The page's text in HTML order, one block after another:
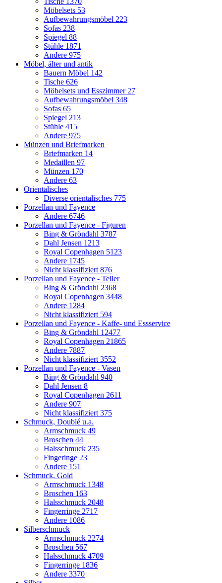
Möbelsets 53
Aufbewahrungsmöbel 223
Sofas 238
Spiegel 88
Stühle 1871
Andere 975
Möbel, älter und antik
Bauern Möbel 142
Tische 626
Möbelsets und Esszimmer 27
Aufbewahrungsmöbel 348
Sofas 65
Spiegel 213
Stühle 415
Andere 975
Münzen und Briefmarken
Briefmarken 14
Medaillen 97
Münzen 170
Andere 63
Orientalisches
Diverse orientalisches 775
Porzellan und Fayence
Andere 6746
Porzellan und Fayence - Figuren
Bing & Gröndahl 3787
Dahl Jensen 1213
Royal Copenhagen 5123
Andere 1745
Nicht klassifiziert 876
Porzellan und Fayence - Teller
Bing & Gröndahl 2368
Royal Copenhagen 3448
Andere 1284
Nicht klassifiziert 594
Porzellan und Fayence - Kaffe- und Essservice
Bing & Gröndahl 12477
Royal Copenhagen 21865
Andere 7887
Nicht klassifiziert 3552
Porzellan und Fayence - Vasen
Bing & Gröndahl 940
Dahl Jensen 8
Royal Copenhagen 2611
Andere 907
Nicht klassifiziert 375
Schmuck, Doublé u.a.
Armschmuck 49
Broschen 44
Halsschmuck 235
Fingeringe 23
Andere 151
Schmuck, Gold
Armschmuck 1348
Broschen 163
Halsschmuck 2048
Fingerringe 2717
Andere 1086
Silberschmuck
Armschmuck 2274
Broschen 567
Halsschmuck 4709
Fingerringe 1836
Andere 3370